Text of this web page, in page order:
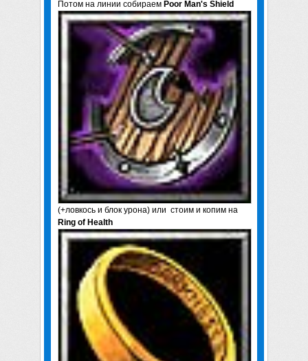
Потом на линии собираем Poor Man's Shield
(+ловкось и блок урона) или стоим и копим на
Ring of Health